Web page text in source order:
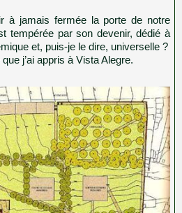
à jamais fermée la porte de notre
tempérée par son devenir, dédié à
et, puis-je le dire, universelle ?
j’ai appris à Vista Alegre.